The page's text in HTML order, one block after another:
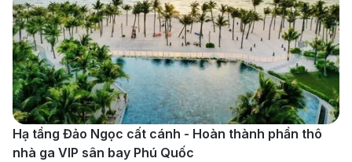
trình của mình.
Hạ tầng Đảo Ngọc cất cánh - Hoàn thành phần thô
nhà ga VIP sân bay Phú Quốc